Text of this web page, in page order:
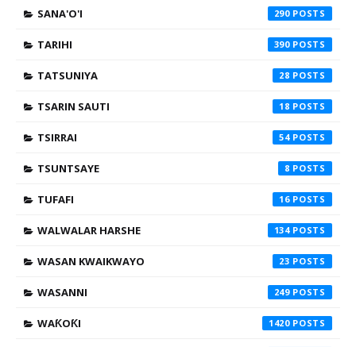
SANA'O'I 290
TARIHI 390
TATSUNIYA 28
TSARIN SAUTI 18
TSIRRAI 54
TSUNTSAYE 8
TUFAFI 16
WALWALAR HARSHE 134
WASAN KWAIKWAYO 23
WASANNI 249
WAƘOƘI 1420